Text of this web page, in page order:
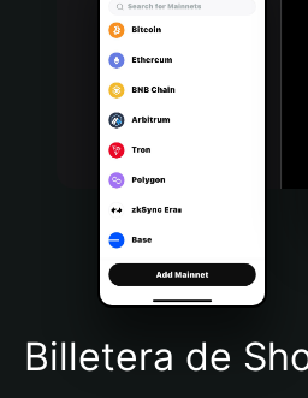
Português (Portugal)
Bahasa Indonesia
Português (Brasil)
Español (Argentina)
Billetera de